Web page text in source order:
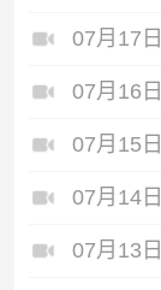
07月17
07月15
07月14
07月13